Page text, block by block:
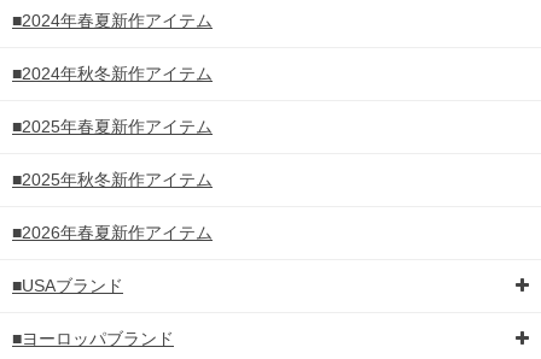
■2024年春夏新作アイテム
■2024年秋冬新作アイテム
■2025年春夏新作アイテム
■2025年秋冬新作アイテム
■2026年春夏新作アイテム
■USAブランド
■ヨーロッパブランド